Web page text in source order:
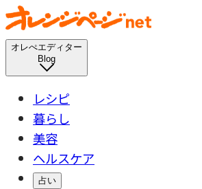
オレぺエディター
Blog
レシピ
暮らし
美容
ヘルスケア
占い